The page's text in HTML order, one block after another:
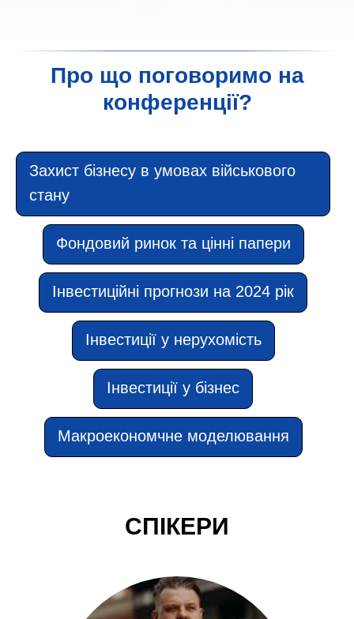
Про що поговоримо на
конференції?
Захист бізнесу в умовах військового
стану
Фондовий ринок та цінні папери
Інвестиційні прогнози на 2024 рік
Інвестиції у нерухомість
Інвестиції у бізнес
Макроекономчне моделювання
СПІКЕРИ